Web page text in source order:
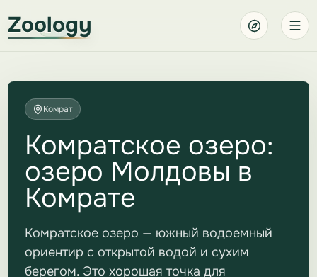
Zoology
Комрат
Комратское озеро:
озеро Молдовы в
Комрате
Комратское озеро — южный водоемный
ориентир с открытой водой и сухим
берегом. Это хорошая точка для